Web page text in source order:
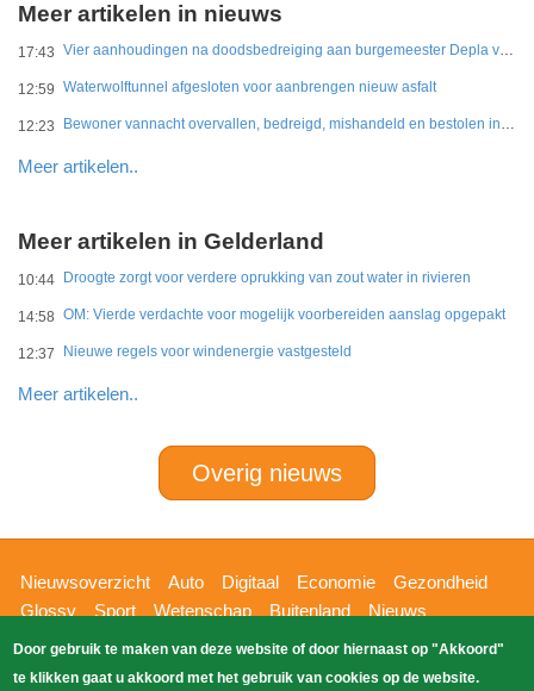
Meer artikelen in nieuws
17:43 Vier aanhoudingen na doodsbedreiging aan burgemeester Depla van Breda
12:59 Waterwolftunnel afgesloten voor aanbrengen nieuw asfalt
12:23 Bewoner vannacht overvallen, bedreigd, mishandeld en bestolen in Leidschendam
Meer artikelen..
Meer artikelen in Gelderland
10:44 Droogte zorgt voor verdere oprukking van zout water in rivieren
14:58 OM: Vierde verdachte voor mogelijk voorbereiden aanslag opgepakt
12:37 Nieuwe regels voor windenergie vastgesteld
Meer artikelen..
Overig nieuws
Hoofdnavigatie
Nieuwsoverzicht Auto Digitaal Economie
Gezondheid
Glossy
Sport Wetenschap Buitenland
Nieuws
Bizzpress
Blik op 112 Provincies
Weekoverzicht
Zoeken
Copyright Blik Op Nieuws 2026gehost
Door gebruik te maken van deze website of door hiernaast op "Akkoord"
te klikken gaat u akkoord met het gebruik van cookies op de website.